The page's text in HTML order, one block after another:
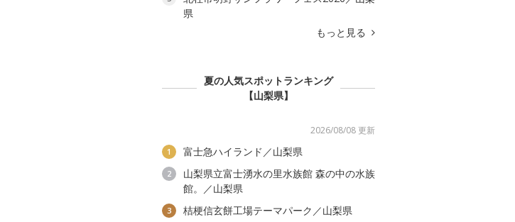
県
もっと見る
夏の人気スポットランキング
【山梨県】
2026/08/08 更新
1 富士急ハイランド／山梨県
2
山梨県立富士湧水の里水族館 森の中の水族
館。／山梨県
3 桔梗信玄餅工場テーマパーク／山梨県